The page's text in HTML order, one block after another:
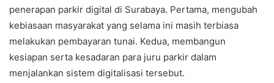
penerapan parkir digital di Surabaya. Pertama, mengubah
kebiasaan masyarakat yang selama ini masih terbiasa
melakukan pembayaran tunai. Kedua, membangun
kesiapan serta kesadaran para juru parkir dalam
menjalankan sistem digitalisasi tersebut.